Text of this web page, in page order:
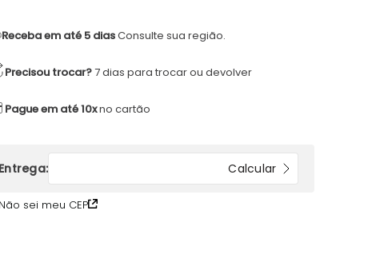
Receba em até 5 diasConsulte sua região.
Precisou trocar?7 dias para trocar ou devolver
Pague em até 10xno cartão
Não sei meu CEP